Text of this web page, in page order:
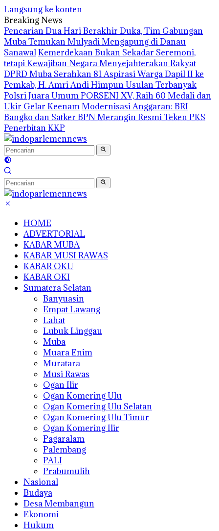
Langsung ke konten
Breaking News
Pencarian Dua Hari Berakhir Duka, Tim Gabungan
Muba Temukan Mulyadi Mengapung di Danau
SanawalKemerdekaan Bukan Sekadar Seremoni,
tetapi Kewajiban Negara Menyejahterakan Rakyat
DPRD Muba Serahkan 81 Aspirasi Warga Dapil II ke
Pemkab, H. Amri Andi Himpun Usulan Terbanyak
Polsri Juara Umum PORSENI XV, Raih 60 Medali dan
Ukir Gelar KeenamModernisasi Anggaran: BRI
Bangko dan Satker BPN Merangin Resmi Teken PKS
Penerbitan KKP
HOME
ADVERTORIAL
KABAR MUBA
KABAR MUSI RAWAS
KABAR OKU
KABAR OKI
Sumatera Selatan
Banyuasin
Empat Lawang
Lahat
Lubuk Linggau
Muba
Muara Enim
Muratara
Musi Rawas
Ogan Ilir
Ogan Komering Ulu
Ogan Komering Ulu Selatan
Ogan Komering Ulu Timur
Ogan Komering Ilir
Pagaralam
Palembang
PALI
Prabumulih
Nasional
Budaya
Desa Membangun
Ekonomi
Hukum